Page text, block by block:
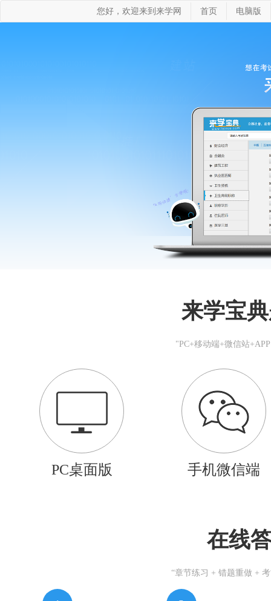
您好，欢迎来到来学网 首页 电脑版
来学宝
"PC+移动端+微信站
PC桌面版 手机微信端
在线
“章节练习 + 错题重做 +